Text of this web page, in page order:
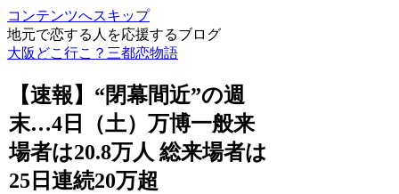
コンテンツへスキップ
地元で恋する人を応援するブログ
大阪どこ行こ？三都恋物語
【速報】“閉幕間近”の週
末…4日（土）万博一般来
場者は20.8万人 総来場者は
25日連続20万超